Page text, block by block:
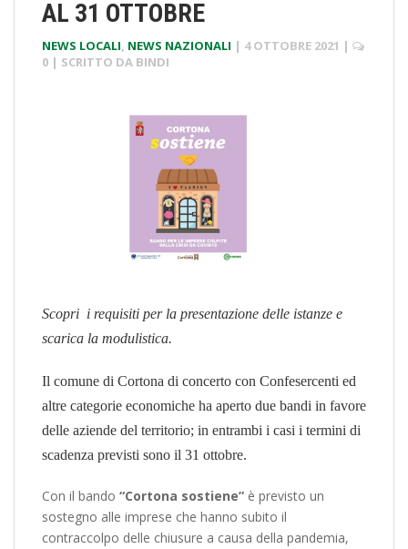
AL 31 OTTOBRE
NEWS LOCALI, NEWS NAZIONALI | 4 OTTOBRE 2021 |
0 | SCRITTO DA BINDI
Scopri i requisiti per la presentazione delle istanze e
scarica la modulistica.
Il comune di Cortona di concerto con Confesercenti ed
altre categorie economiche ha aperto due bandi in favore
delle aziende del territorio; in entrambi i casi i termini di
scadenza previsti sono il 31 ottobre.
Con il bando “Cortona sostiene” è previsto un
sostegno alle imprese che hanno subito il
contraccolpo delle chiusure a causa della pandemia,